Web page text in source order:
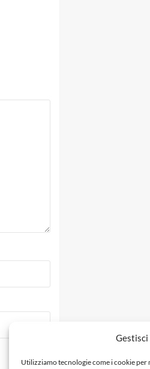
Gestisci
Utilizziamo tecnologie come i cookie